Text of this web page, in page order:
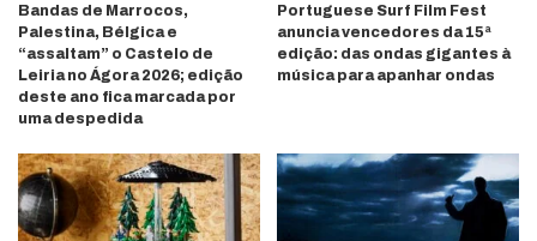
Bandas de Marrocos,
Palestina, Bélgica e
“assaltam” o Castelo de
Leiria no Ágora 2026; edição
deste ano fica marcada por
uma despedida
Portuguese Surf Film Fest
anuncia vencedores da 15ª
edição: das ondas gigantes à
música para apanhar ondas